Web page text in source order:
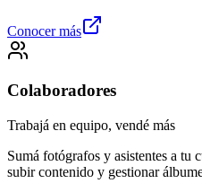
Conocer más
Colaboradores
Trabajá en equipo, vendé más
Sumá fotógrafos y asistentes a tu
subir contenido y gestionar